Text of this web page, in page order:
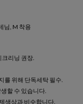
님, M 착용
리닝 권장.
를 위해 단독세탁 필수.
할 수 있습니다.
색상과 비슷합니다.